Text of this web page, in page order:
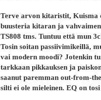
Terve arvon kitaristit, Kuisma
buusteria kitaran ja
TS808 tms. Tuntuu että mun
Tosin soitan passiivimikeillä,
vai modern moodi? Jotenkin
tarkkaan pikkauksen ja
saanut paremman out-from-
silti ei ole mieleinen. EQ on